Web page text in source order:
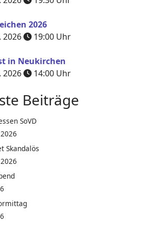
2026
2026
19:00 Uhr
in Neukirchen
2026
14:00 Uhr
Beiträge
SoVD
Skandalös